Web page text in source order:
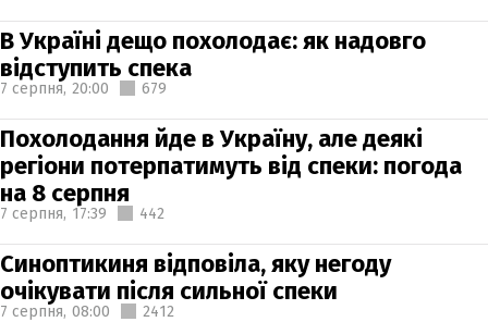
В Україні дещо похолодає: як надовго
відступить спека
7 серпня, 20:00 679
Похолодання йде в Україну, але деякі
регіони потерпатимуть від спеки: погода
на 8 серпня
7 серпня, 17:39 442
Синоптикиня відповіла, яку негоду
очікувати після сильної спеки
7 серпня, 08:00 2412